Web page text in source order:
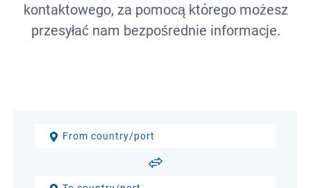
kontaktowego, za pomocą którego możesz
przesyłać nam bezpośrednie informacje.